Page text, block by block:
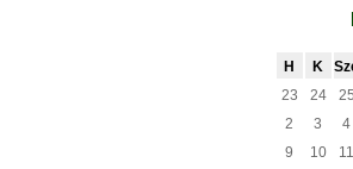
H K
23
24 25
2
3 4
9
10 11